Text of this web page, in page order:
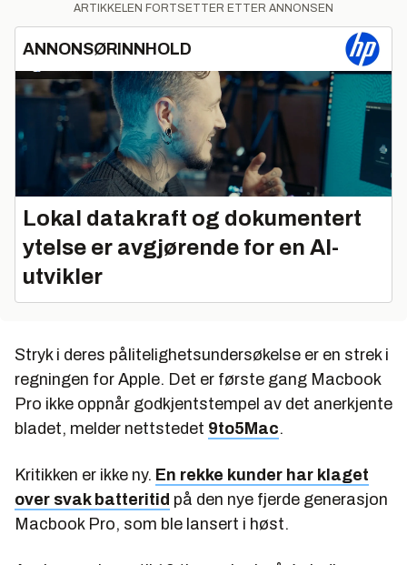
ARTIKKELEN FORTSETTER ETTER ANNONSEN
ANNONSØRINNHOLD
Lokal datakraft og dokumentert
ytelse er avgjørende for en AI-
utvikler
Stryk i deres pålitelighetsundersøkelse er en strek i
regningen for Apple. Det er første gang Macbook
Pro ikke oppnår godkjentstempel av det anerkjente
bladet, melder nettstedet 9to5Mac.
Kritikken er ikke ny. En rekke kunder har klaget
over svak batteritid på den nye fjerde generasjon
Macbook Pro, som ble lansert i høst.